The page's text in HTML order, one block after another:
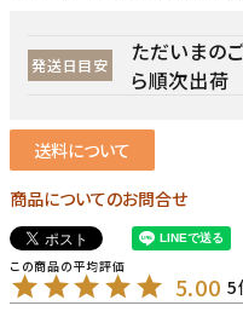
発送日目安 ただいまの
ら順次出荷
送料について
商品についてのお問合せ
5.00 5